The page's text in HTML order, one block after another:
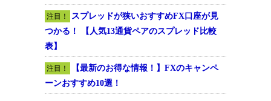
注目！
スプレッドが狭いおすすめFX口座が見
つかる！ 【人気13通貨ペアのスプレッド比較
表】
注目！
【最新のお得な情報！】FXのキャンペ
ーンおすすめ10選！